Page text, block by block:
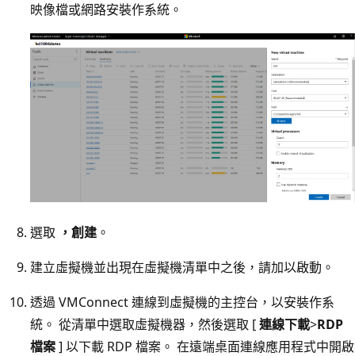
映像檔或網路安裝作系統。
選取 ，創建 。
建立虛擬機並出現在虛擬機清單中之後，請加以啟動。
透過 VMConnect 連線到虛擬機的主控台，以安裝作系
統。 從清單中選取虛擬機器，然後選取 [連線下載>RDP
檔案] 以下載 RDP 檔案。 在遠端桌面連線應用程式中開啟